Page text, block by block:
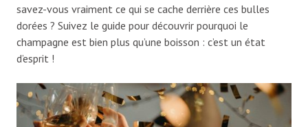
savez-vous vraiment ce qui se cache derrière ces bulles
dorées ? Suivez le guide pour découvrir pourquoi le
champagne est bien plus qu’une boisson : c’est un état
d’esprit !